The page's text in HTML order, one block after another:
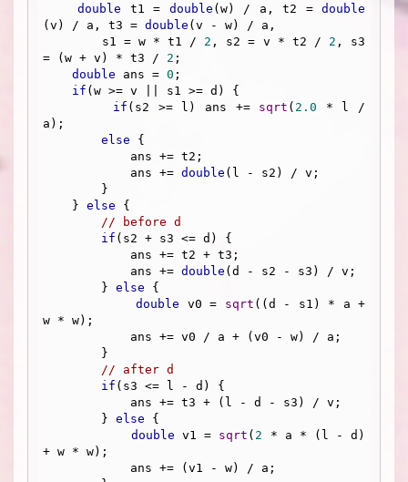
double t1 = double (w) / a, t2 = double
(v) / a, t3 = double (v - w) / a,
        s1 = w * t1 /
2 , s2 = v * t2 / 2 , s3
= (w + v) * t3 / 2 ;
double ans = 0 ;
if (w >= v || s1 >= d) {
if (s2 >= l) ans += sqrt ( 2.0 * l /
a);
else {
            ans +=
double (l - s2) / v;
    }
else {
// before d
if (s2 + s3 <= d) {
            ans +=
double (d - s2 - s3) / v;
        }
else {
double v0 = sqrt ((d - s1) * a +
w * w);
// after d
if (s3 <= l - d) {
        }
else {
double v1 = sqrt ( 2 * a * (l - d)
+ w * w);